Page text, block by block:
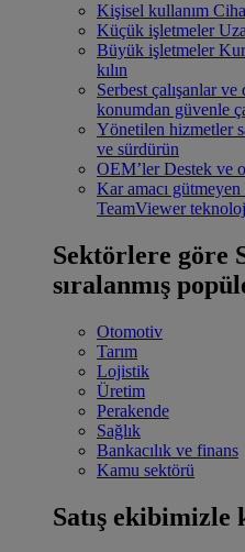
Kişisel kullanım
Küçük işletmeler
Büyük işletmeler
kılın
Serbest çalışanlar
konumdan güvenle
Yönetilen hizmetler
ve sürdürün
OEM’ler Destek ve
Kar amacı
TeamViewer
Sektörlere göre
sıralanmış
Otomotiv
Tarım
Lojistik
Üretim
Perakende
Sağlık
Bankacılık ve finans
Kamu sektörü
Satış ekibimizle